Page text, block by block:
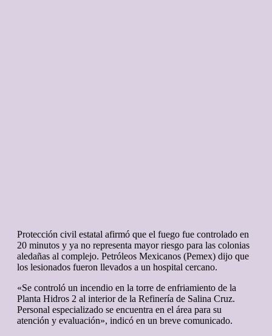
Protección civil estatal afirmó que el fuego fue controlado en
20 minutos y ya no representa mayor riesgo para las colonias
aledañas al complejo. Petróleos Mexicanos (Pemex) dijo que
los lesionados fueron llevados a un hospital cercano.
«Se controló un incendio en la torre de enfriamiento de la
Planta Hidros 2 al interior de la Refinería de Salina Cruz.
Personal especializado se encuentra en el área para su
atención y evaluación», indicó en un breve comunicado.